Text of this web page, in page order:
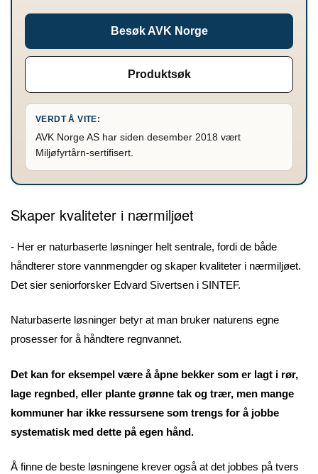
Besøk AVK Norge
Produktsøk
VERDT Å VITE:
AVK Norge AS har siden desember 2018 vært
Miljøfyrtårn-sertifisert.
Skaper kvaliteter i nærmiljøet
- Her er naturbaserte løsninger helt sentrale, fordi de både
håndterer store vannmengder og skaper kvaliteter i nærmiljøet.
Det sier seniorforsker Edvard Sivertsen i SINTEF.
Naturbaserte løsninger betyr at man bruker naturens egne
prosesser for å håndtere regnvannet.
Det kan for eksempel være å åpne bekker som er lagt i rør,
lage regnbed, eller plante grønne tak og trær, men mange
kommuner har ikke ressursene som trengs for å jobbe
systematisk med dette på egen hånd.
Å finne de beste løsningene krever også at det jobbes på tvers